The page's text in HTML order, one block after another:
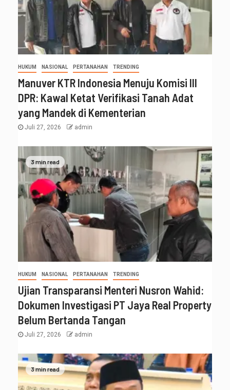
HUKUM NASIONAL PERTANAHAN TRENDING
Manuver KTR Indonesia Menuju Komisi III
DPR: Kawal Ketat Verifikasi Tanah Adat
yang Mandek di Kementerian
Juli 27, 2026 admin
3 min read
HUKUM NASIONAL PERTANAHAN TRENDING
Ujian Transparansi Menteri Nusron Wahid:
Dokumen Investigasi PT Jaya Real Property
Belum Bertanda Tangan
Juli 27, 2026 admin
3 min read